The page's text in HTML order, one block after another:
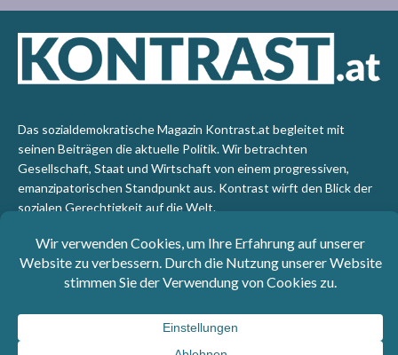
Das sozialdemokratische Magazin Kontrast.at begleitet mit
seinen Beiträgen die aktuelle Politik. Wir betrachten
Gesellschaft, Staat und Wirtschaft von einem progressiven,
emanzipatorischen Standpunkt aus. Kontrast wirft den Blick der
sozialen Gerechtigkeit auf die Welt.
Impressum: SPÖ-Klub - 1017 Wien - Telefon: +43 1 40110-
3393 - e-mail: redaktion@kontrast.at -
Datenschutzerklärung